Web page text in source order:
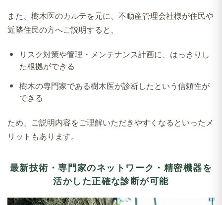
また、樹木医のカルテを元に、不動産管理会社様が住民や
近隣住民の方へご説明すると、
リスク対策や管理・メンテナンス計画に、はっきりし
た根拠ができる
樹木の専門家である樹木医が診断したという信頼性が
できる
ため、ご説明内容をご理解いただきやすくなるといったメ
リットもあります。
最新技術・専門家のネットワーク・精密機器を
活かした正確な診断が可能